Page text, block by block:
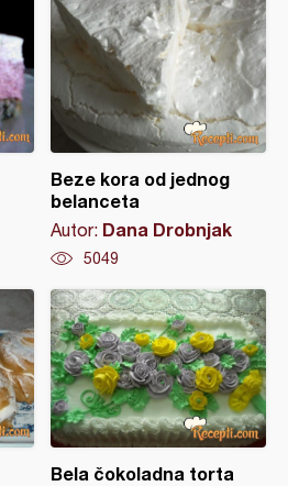
Beze kora od jednog
belanceta
Autor: Dana Drobnjak
5049
Bela čokoladna torta